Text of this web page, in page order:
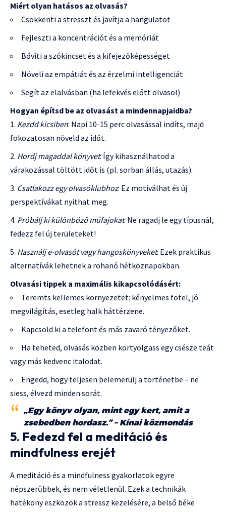
Miért olyan hatásos az olvasás?
Csökkenti a stresszt és javítja a hangulatot
Fejleszti a koncentrációt és a memóriát
Bővíti a szókincset és a kifejezőképességet
Növeli az empátiát és az érzelmi intelligenciát
Segít az elalvásban (ha lefekvés előtt olvasol)
Hogyan építsd be az olvasást a mindennapjaidba?
Kezdd kicsiben: Napi 10-15 perc olvasással indíts, majd
fokozatosan növeld az időt.
Hordj magaddal könyvet: Így kihasználhatod a
várakozással töltött időt is (pl. sorban állás, utazás).
Csatlakozz egy olvasóklubhoz: Ez motiválhat és új
perspektívákat nyithat meg.
Próbálj ki különböző műfajokat: Ne ragadj le egy típusnál,
fedezz fel új területeket!
Használj e-olvasót vagy hangoskönyveket: Ezek praktikus
alternatívák lehetnek a rohanó hétköznapokban.
Olvasási tippek a maximális kikapcsolódásért:
Teremts kellemes környezetet: kényelmes fotel, jó
megvilágítás, esetleg halk háttérzene.
Kapcsold ki a telefont és más zavaró tényezőket.
Ha teheted, olvasás közben kortyolgass egy csésze teát
vagy más kedvenc italodat.
Engedd, hogy teljesen belemerülj a történetbe – ne
siess, élvezd minden sorát.
„Egy könyv olyan, mint egy kert, amit a
zsebedben hordasz.” – Kínai közmondás
5. Fedezd fel a meditáció és
mindfulness erejét
A meditáció és a mindfulness gyakorlatok egyre
népszerűbbek, és nem véletlenül. Ezek a technikák
hatékony eszközök a stressz kezelésére, a belső béke